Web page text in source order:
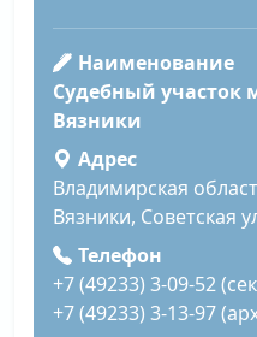
Наименование
Судебный участок
Вязники
Адрес
Владимирская
Вязники, Советская
Телефон
+7 (49233) 3-09-52
+7 (49233) 3-13-97